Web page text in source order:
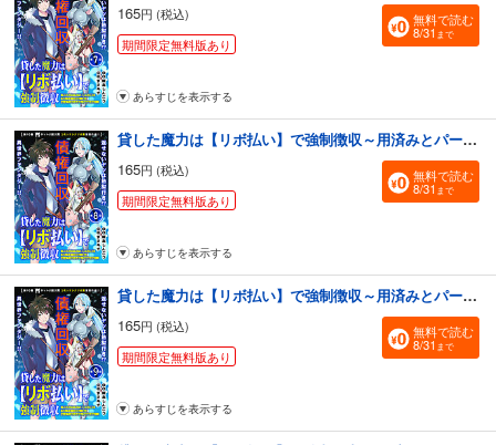
165円 (税込)
期間限定無料版あり
無料で読む
8/31 まで
あらすじを表示する
貸した魔力は【リボ払い】で強制徴収～用済みとパーティー追放された俺は、可愛いサポート妖精と一緒に取り立てた魔力を運用して最強を目指す。～（単話版）第8話
165円 (税込)
期間限定無料版あり
無料で読む
8/31 まで
あらすじを表示する
貸した魔力は【リボ払い】で強制徴収～用済みとパーティー追放された俺は、可愛いサポート妖精と一緒に取り立てた魔力を運用して最強を目指す。～（単話版）第9話
165円 (税込)
期間限定無料版あり
無料で読む
8/31 まで
あらすじを表示する